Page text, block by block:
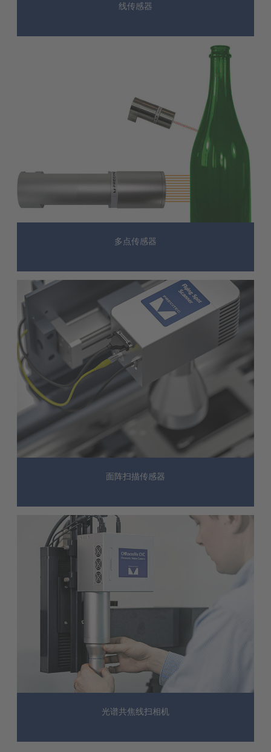
线传感器
多点传感器
面阵扫描传感器
光谱共焦线扫相机